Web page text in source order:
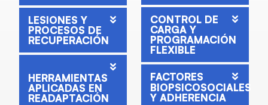
LESIONES Y
PROCESOS DE
RECUPERACIÓN
HERRAMIENTAS
APLICADAS EN
READAPTACIÓN
CONTROL DE
CARGA Y
PROGRAMACIÓN
FLEXIBLE
FACTORES
BIOPSICOSOCIALES
Y ADHERENCIA